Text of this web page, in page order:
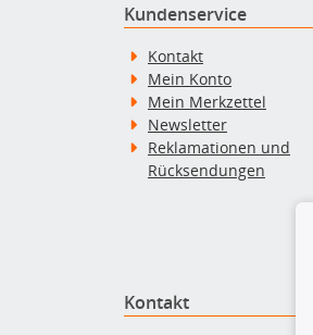
Kundenservice
Kontakt
Mein Konto
Mein Merkzettel
Newsletter
Reklamationen und
Rücksendungen
Kontakt